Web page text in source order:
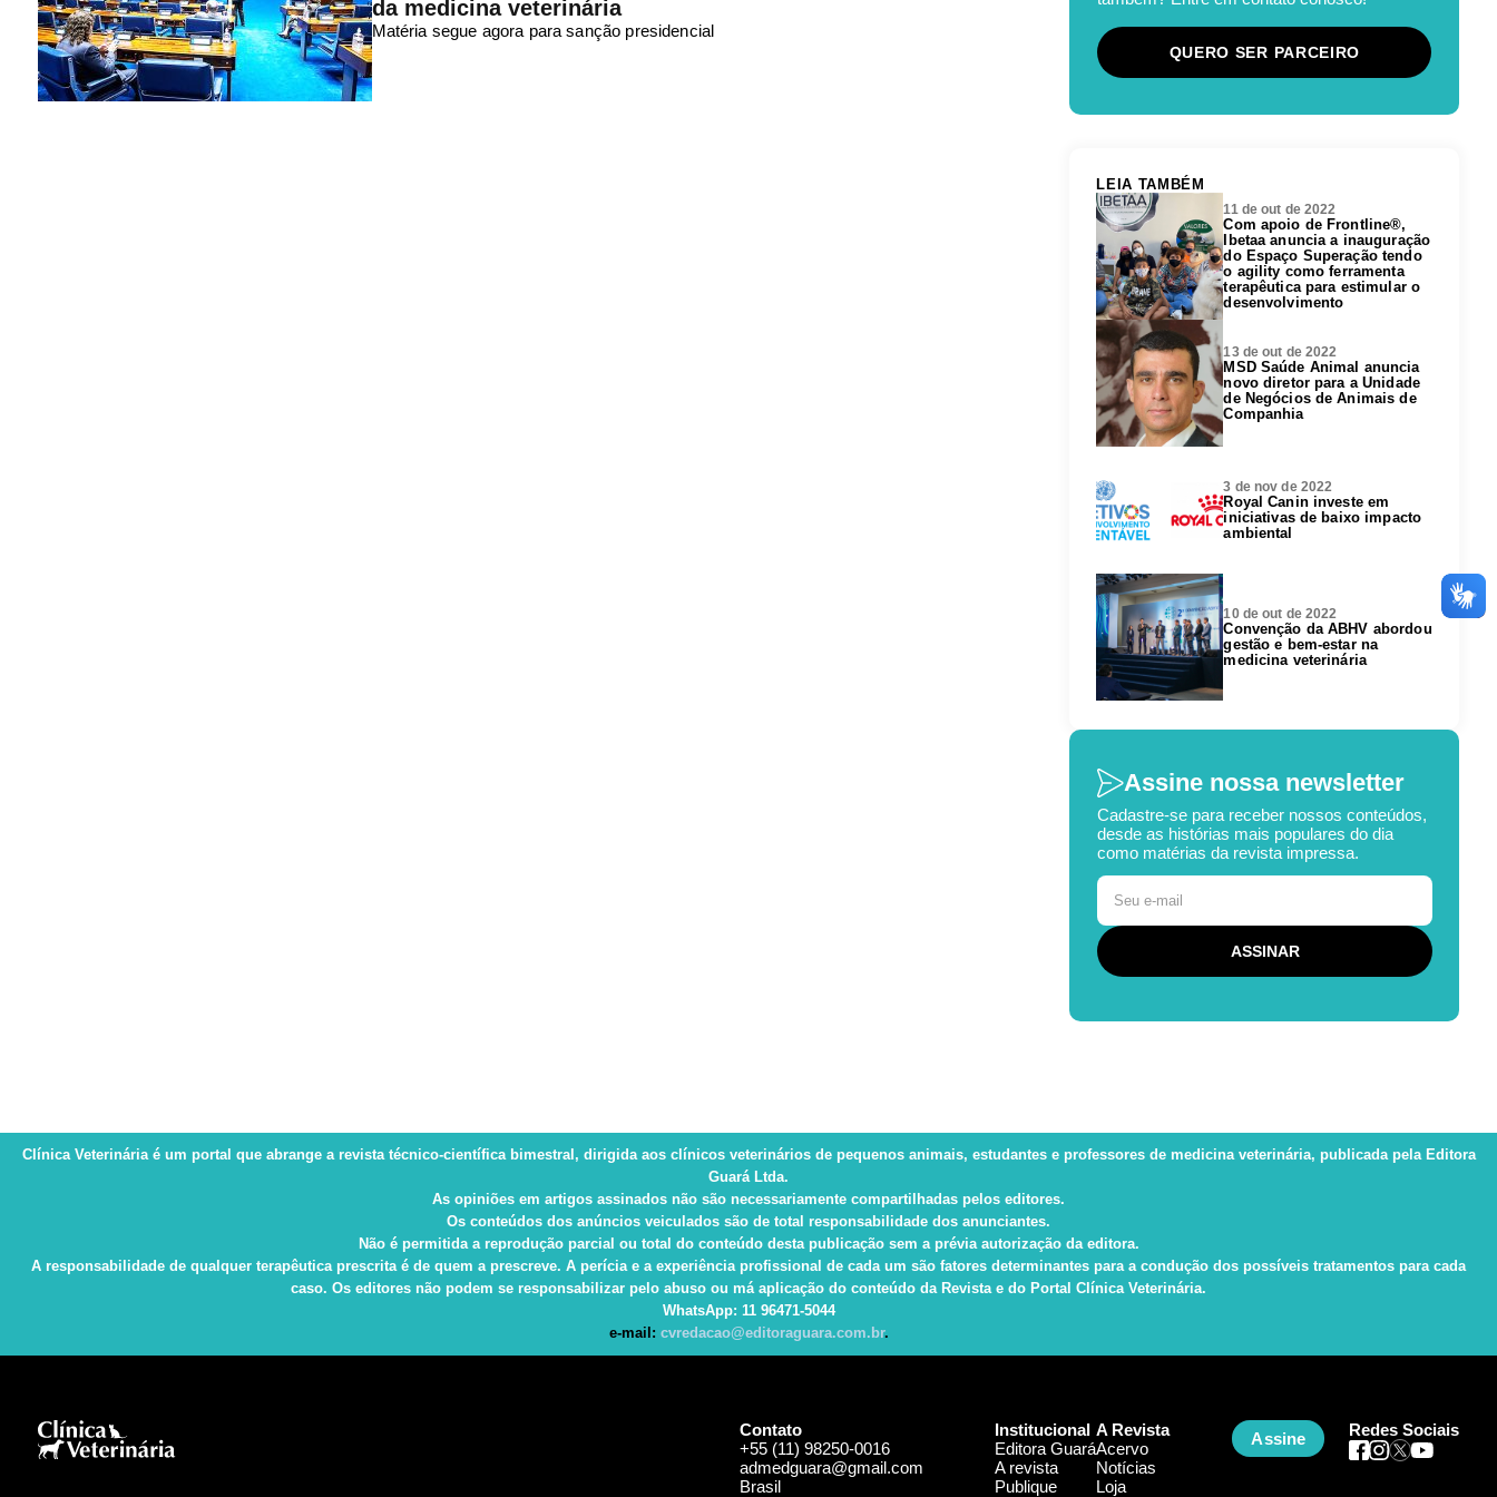
da medicina veterinária
Matéria segue agora para sanção presidencial
QUERO SER PARCEIRO
LEIA TAMBÉM
11 de out de 2022
Com apoio de Frontline®,
Ibetaa anuncia a inauguração
do Espaço Superação tendo
o agility como ferramenta
terapêutica para estimular o
desenvolvimento
13 de out de 2022
MSD Saúde Animal anuncia
novo diretor para a Unidade
de Negócios de Animais de
Companhia
3 de nov de 2022
Royal Canin investe em
iniciativas de baixo impacto
ambiental
10 de out de 2022
Convenção da ABHV abordou
gestão e bem-estar na
medicina veterinária
Assine nossa newsletter
Cadastre-se para receber nossos conteúdos,
desde as histórias mais populares do dia
como matérias da revista impressa.
Clínica Veterináriaé um portal que abrange a revista técnico-científica bimestral, dirigida aos clínicos veterinários de pequenos animais, estudantes e professores de medicina veterinária, publicada pela Editora
Guará Ltda.
As opiniões em artigos assinados não são necessariamente compartilhadas pelos editores.
Os conteúdos dos anúncios veiculados são de total responsabilidade dos anunciantes.
Não é permitida a reprodução parcial ou total do conteúdo desta publicação sem a prévia autorização da editora.
A responsabilidade de qualquer terapêutica prescrita é de quem a prescreve. A perícia e a experiência profissional de cada um são fatores determinantes para a condução dos possíveis tratamentos para cada
caso. Os editores não podem se responsabilizar pelo abuso ou má aplicação do conteúdo da Revista e do Portal Clínica Veterinária.
WhatsApp: 11 96471-5044
e-mail: cvredacao@editoraguara.com.br.
Contato
+55 (11) 98250-0016
admedguara@gmail.com
Brasil
Institucional
Editora Guará
A revista
Publique
A Revista
Acervo
Notícias
Loja
Assine Redes Sociais